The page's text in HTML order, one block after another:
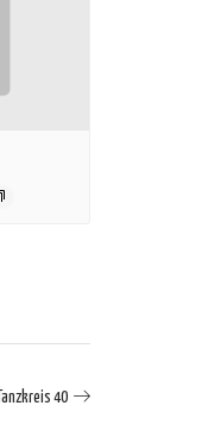
Tanzkreis 40